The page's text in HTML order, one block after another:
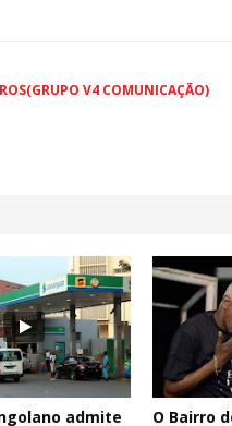
V4 COMUNICAÇÃO)
admite
O Bairro